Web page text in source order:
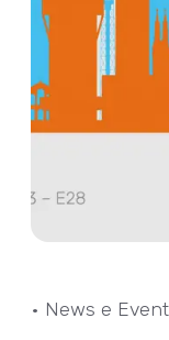
• News e